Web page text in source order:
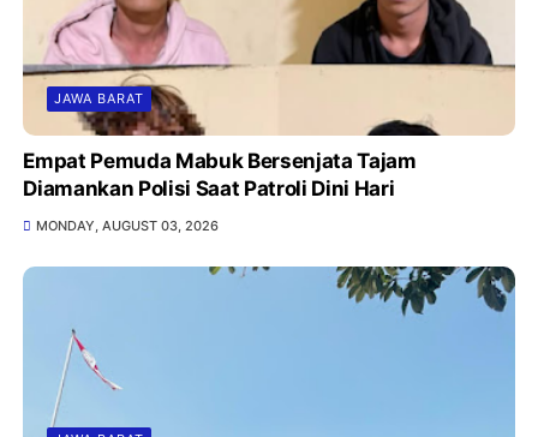
JAWA BARAT
Empat Pemuda Mabuk Bersenjata Tajam
Diamankan Polisi Saat Patroli Dini Hari
MONDAY, AUGUST 03, 2026